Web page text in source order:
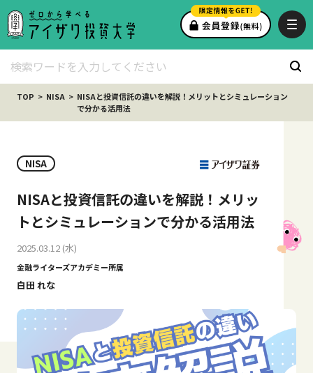
TOP NISA
NISAと投資信託の違いを解説！メリットとシミュレーション
で分かる活用法
NISA
NISAと投資信託の違いを解説！メリッ
トとシミュレーションで分かる活用法
2025.03.12 (水)
金融ライターズアカデミー所属
白田 れな